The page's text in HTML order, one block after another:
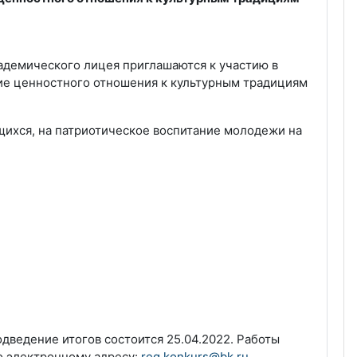
лицея приглашаются к участию в
ценностного отношения к культурным традициям
на патриотическое воспитание молодежи на
итогов состоится 25.04.2022. Работы